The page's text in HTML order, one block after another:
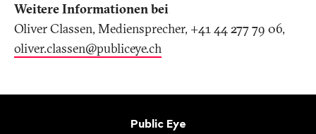
Weitere Informationen bei
Oliver Classen, Mediensprecher, +41 44 277 79 06,
oliver.classen@publiceye.ch
Public Eye